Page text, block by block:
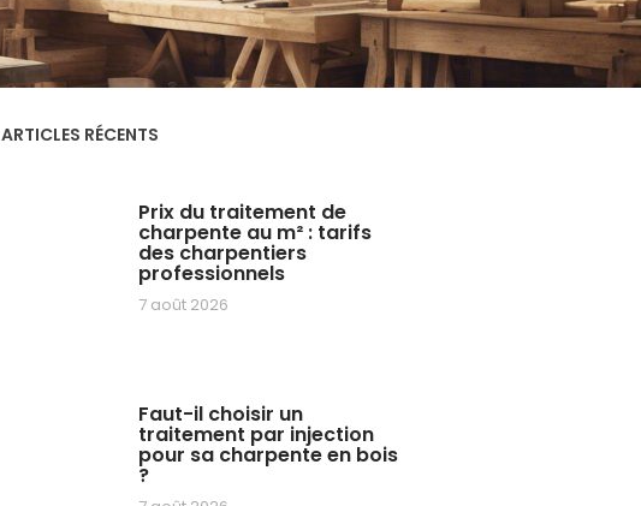
ARTICLES RÉCENTS
Prix du traitement de
charpente au m² : tarifs
des charpentiers
professionnels
7 août 2026
Faut-il choisir un
traitement par injection
pour sa charpente en bois
?